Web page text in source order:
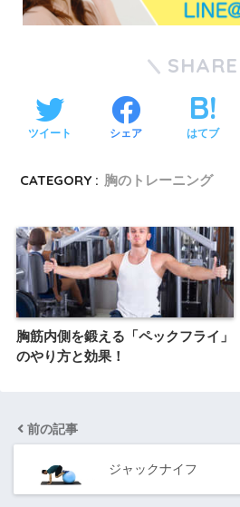
SHARE
ツイート シェア はてブ
CATEGORY : 胸のトレーニング
胸筋内側を鍛える「ペックフライ」
のやり方と効果！
前の記事
ジャックナイフ